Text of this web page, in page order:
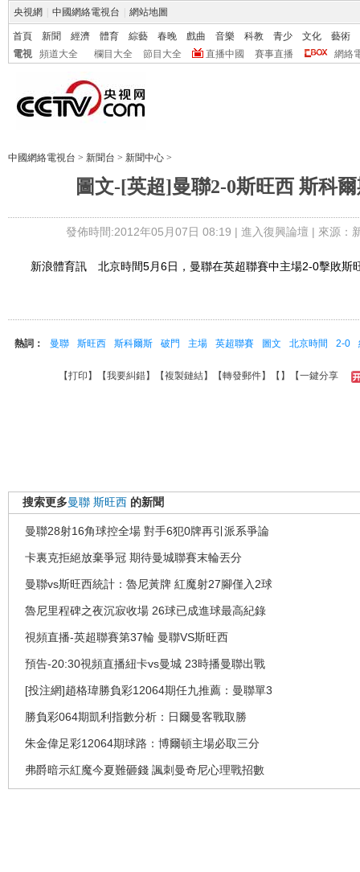
央視網 中國網絡電視台 網站地圖
首頁 新聞 經濟 體育 綜藝 春晚 戲曲 音樂 科教 青少 文化
藝術
電視
頻道大全 欄目大全 節目大全 直播中國 賽事直播 網絡
中國網絡電視台 > 新聞台 > 新聞中心 >
圖文-[英超]曼聯2-0斯旺西 斯科
發佈時間:2012年05月07日 08:19 | 進入復興論壇 | 來源：
新浪體育訊 北京時間5月6日，曼聯在英超聯賽中主場2-0擊敗斯
熱詞： 曼聯 斯旺西 斯科爾斯 破門 主場 英超聯賽 圖文 北京時間 2-0
【打印 】【我要糾錯】【複製鏈結】【轉發郵件】【 】 【一鍵分享
搜索更多曼聯 斯旺西 的新聞
曼聯28射16角球控全場 對手6犯0牌再引派系爭論
卡裏克拒絕放棄爭冠 期待曼城聯賽末輪丟分
曼聯vs斯旺西統計：魯尼黃牌 紅魔射27腳僅入2球
魯尼里程碑之夜沉寂收場 26球已成進球最高紀錄
視頻直播-英超聯賽第37輪 曼聯VS斯旺西
預告-20:30視頻直播紐卡vs曼城 23時播曼聯出戰
[投注網]趙格瑋勝負彩12064期任九推薦：曼聯單3
勝負彩064期凱利指數分析：日爾曼客戰取勝
朱金偉足彩12064期球路：博爾頓主場必取三分
弗爵暗示紅魔今夏難砸錢 諷刺曼奇尼心理戰招數